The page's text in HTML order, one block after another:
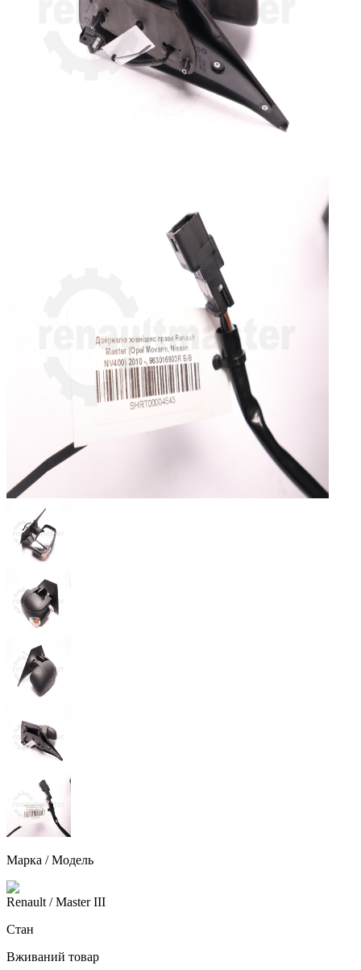
Марка / Модель
Renault / Master III
Стан
Вживаний товар